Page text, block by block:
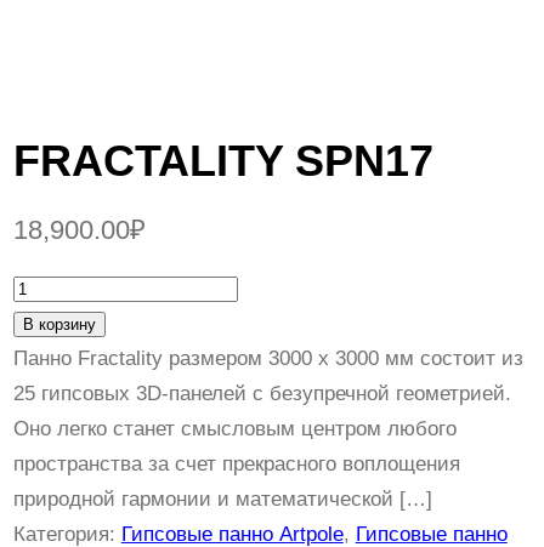
FRACTALITY SPN17
18,900.00₽
К
о
л
и
ч
е
с
т
В корзину
Панно Fractality размером 3000 х 3000 мм состоит из
25 гипсовых 3D-панелей с безупречной геометрией.
Оно легко станет смысловым центром любого
пространства за счет прекрасного воплощения
природной гармонии и математической […]
Категория: Гипсовые панно Artpole, Гипсовые панно